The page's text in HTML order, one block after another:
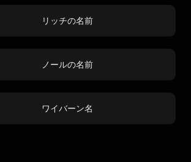
リッチの名前
ノールの名前
ワイバーン名